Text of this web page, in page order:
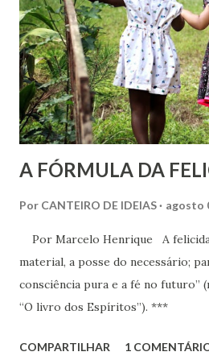
adoção como prática institucional
profunda diferença entre
recurso terapêutico e convertê-lo
Espírita.
A FÓRMULA DA
Por CANTEIRO DE IDEIAS agosto
Por Marcelo Henrique A
material, a posse do necessário;
consciência pura e a fé no futuro”
“O livro dos Espíritos”). *** A
desejo, a aspiração, o projeto de
COMPARTILHAR 1